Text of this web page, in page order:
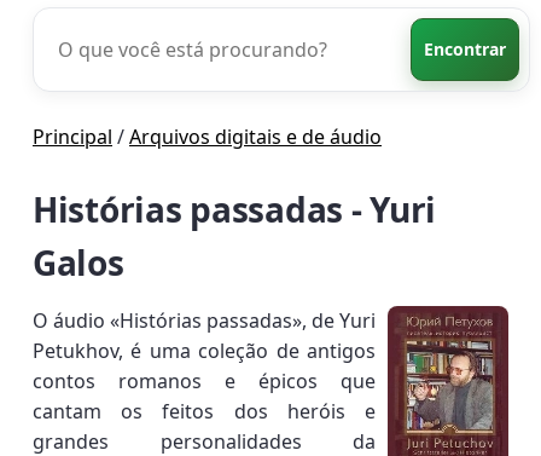
Encontrar
Principal /Arquivos digitais e de áudio
Histórias passadas - Yuri
Galos
O áudio «Histórias passadas», de Yuri
Petukhov, é uma coleção de antigos
contos romanos e épicos que
cantam os feitos dos heróis e
grandes personalidades da